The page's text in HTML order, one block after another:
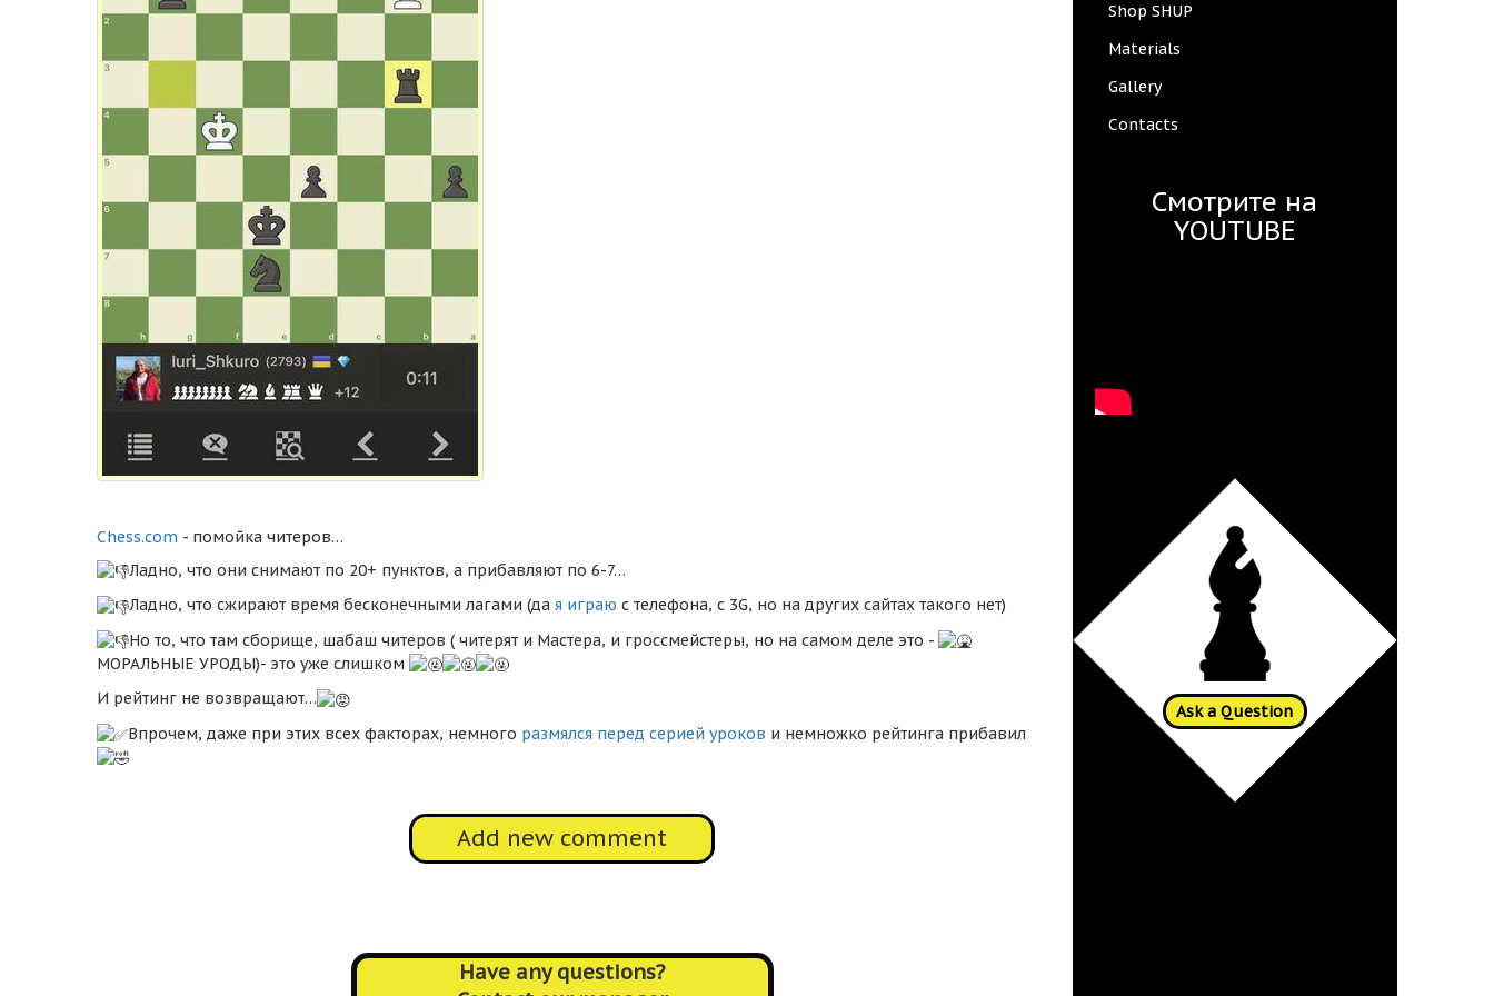
Chess.com - помойка читеров…
Ладно, что они снимают по 20+ пунктов, а прибавляют по 6-7…
Ладно, что сжирают время бесконечными лагами (да я играю с телефона, с 3G, но на других сайтах такого нет)
Но то, что там сборище, шабаш читеров ( читерят и Мастера, и гроссмейстеры, но на самом деле это -
МОРАЛЬНЫЕ УРОДЫ)- это уже слишком
И рейтинг не возвращают…
Впрочем, даже при этих всех факторах, немного размялся перед серией уроков и немножко рейтинга прибавил
Add new comment
Have any questions?
Shop SHUP
Materials
Gallery
Contacts
Смотрите на
YOUTUBE
Ask a Question